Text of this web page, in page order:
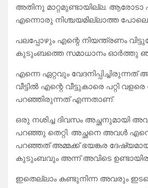
അതിനു മാറ്റമുണ്ടായില്ല. ആരോടാ
എന്നൊരു നിശ്ചയമില്ലാത്ത
പലപ്പോഴും എന്റെ നിയന്ത്രണം
കുടുംബത്തെ സമാധാനം ഓർത്തു
എന്നെ ഏറ്റവും
വീട്ടിൽ എന്റെ വീട്ടുകാരെ പറ്റി
പറഞ്ഞിരുന്നത് എന്നതാണ്.
ഒരു നശിച്ച ദിവസം അച്ഛനുമായി
പറഞ്ഞു തെറ്റി. അച്ഛനെ അവൾ
പറഞ്ഞത് അമ്മക്ക് ഭയങ്കര
കുടുംബവും അന്ന് അവിടെ
ഇതെല്ലാം കണ്ടുനിന്ന അവരും